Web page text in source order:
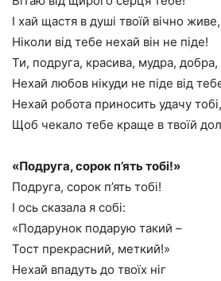
І хай щастя в душі твоїй вічно живе,
Ніколи від тебе нехай він не піде!
Ти, подруга, красива, мудра, добра,
Нехай любов нікуди не піде від
Нехай робота приносить удачу тобі,
Щоб чекало тебе краще в твоїй
«Подруга, сорок п’ять тобі!»
Подруга, сорок п’ять тобі!
І ось сказала я собі:
«Подарунок подарую такий –
Тост прекрасний, меткий!»
Нехай впадуть до твоїх ніг